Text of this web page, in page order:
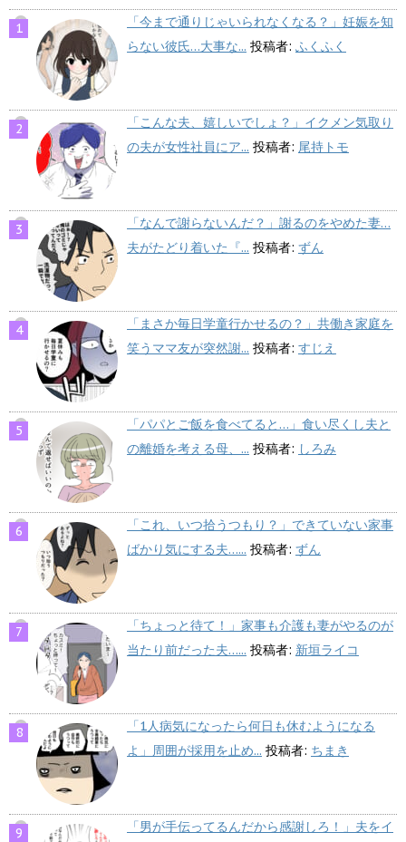
「今まで通りじゃいられなくなる？」妊娠を知
らない彼氏…大事な... 投稿者: ふくふく
「こんな夫、嬉しいでしょ？」イクメン気取り
の夫が女性社員にア... 投稿者: 尾持トモ
「なんで謝らないんだ？」謝るのをやめた妻…
夫がたどり着いた『... 投稿者: ずん
「まさか毎日学童行かせるの？」共働き家庭を
笑うママ友が突然謝... 投稿者: すじえ
「パパとご飯を食べてると…」食い尽くし夫と
の離婚を考える母、... 投稿者: しろみ
「これ、いつ拾うつもり？」できていない家事
ばかり気にする夫…... 投稿者: ずん
「ちょっと待て！」家事も介護も妻がやるのが
当たり前だった夫…... 投稿者: 新垣ライコ
「1人病気になったら何日も休むようになる
よ」周囲が採用を止め... 投稿者: ちまき
「男が手伝ってるんだから感謝しろ！」夫をイ